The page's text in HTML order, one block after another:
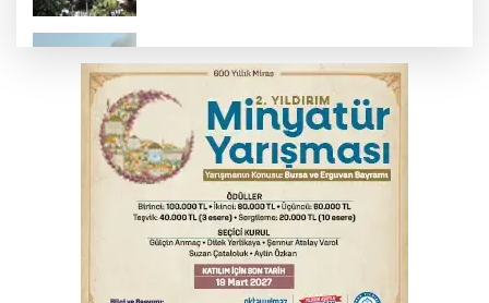
Bursa'da tavuk çiftliğinde yangın
Benzine dev indirim! Pompaya fiyatlarına
yansıyacak mı?
Bursa'da otomobil motosikletle çarpıştı:
2'si çocuk 3 yaralı